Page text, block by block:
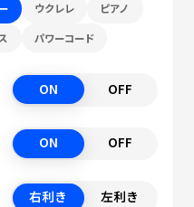
ウクレレ ピアノ
パワーコード
ON OFF
ON OFF
右利き 左利き